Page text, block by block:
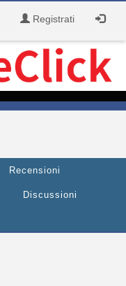
Registrati
Recensioni
Discussioni